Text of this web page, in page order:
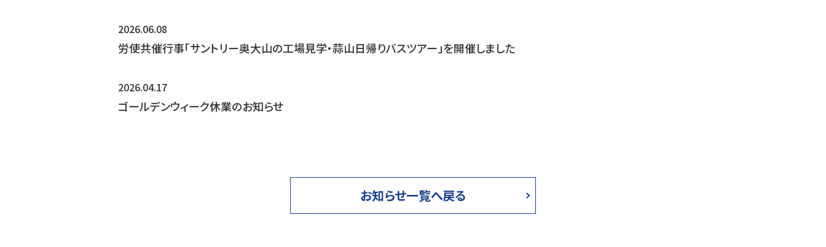
2026.06.08
労使共催行事「サントリー奥大山の工場見学・蒜山日帰りバスツアー」を開催しました
2026.04.17
ゴールデンウィーク休業のお知らせ
お知らせ一覧へ戻る